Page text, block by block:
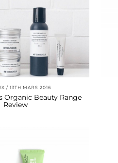
13TH MARS 2016
Organic Beauty Range
Review